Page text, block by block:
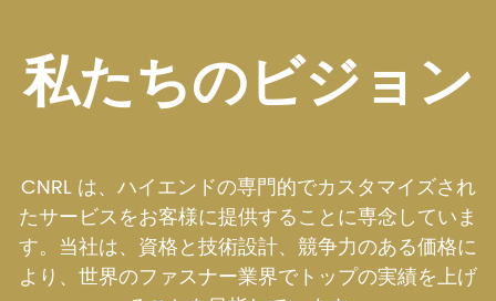
私たちのビジョン
CNRL は、ハイエンドの専門的でカスタマイズされ
たサービスをお客様に提供することに専念していま
す。当社は、資格と技術設計、競争力のある価格に
より、世界のファスナー業界でトップの実績を上げ